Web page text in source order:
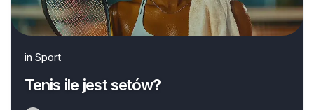
in Sport
Tenis ile jest setów?